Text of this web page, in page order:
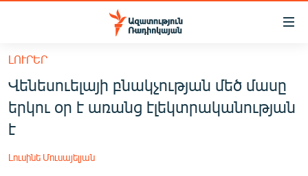
Մատչելիության
հիմնական
բովանդակությանը
Անցնել
հիմնական
մենյուին
ՔԱՂԱՔԱԿԱՆ
ԼՈՒՐԵՐ
Վենեսուելայի բնակչության մեծ մասը
երկու օր է առանց էլեկտրականության
է
Լուսինե Մուսայելյան